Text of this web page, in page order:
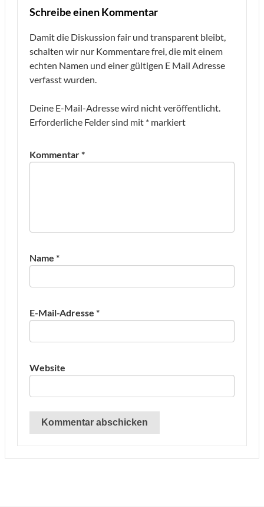
Schreibe einen Kommentar
Damit die Diskussion fair und transparent bleibt,
schalten wir nur Kommentare frei, die mit einem
echten Namen und einer gültigen E Mail Adresse
verfasst wurden.
Deine E-Mail-Adresse wird nicht veröffentlicht.
Erforderliche Felder sind mit * markiert
Kommentar*
Name *
E-Mail-Adresse *
Website